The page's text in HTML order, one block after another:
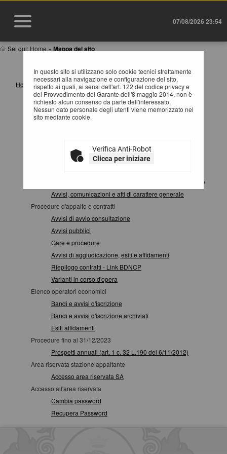
07/08/2026 23:54
Sei qui: Home » Mappa del sito
In questo sito si utilizzano solo cookie tecnici strettamente
necessari alla navigazione e configurazione del sito,
rispetto ai quali, ai sensi dell'art. 122 del codice privacy e
del Provvedimento del Garante dell'8 maggio 2014, non è
richiesto alcun consenso da parte dell'interessato.
Nessun dato personale degli utenti viene memorizzato nel
sito mediante cookie.
Verifica Anti-Robot
Clicca per iniziare
MAPPA SITO
Home
Informazioni
Istruzioni e manuali
F.A.Q.
Help desk operatori economici
Atti e documenti di carattere generale riferiti a tutte le procedure
Avvisi, comunicazioni e atti di carattere generale
Procedure d'appalto e contratti
Avvisi di avvio consultazione
Avvisi pubblici
Gare e procedure
Avvisi di aggiudicazione, esiti e affidamenti
Riepilogo contratti - Link BDNCP
Varianti in corso d'opera
Elenco operatori economici
Bandi e avvisi d'iscrizione
Bandi e avvisi d'iscrizione archiviati
Esiti affidamenti
Procedure fino al 31/12/2023
Prospetti annuali (art. 1 c. 32 L.190 del 6/11/2012)
Area riservata stazione appaltante
Accesso area riservata SA
Accesso all'area riservata
Cambia password
Recupera Password